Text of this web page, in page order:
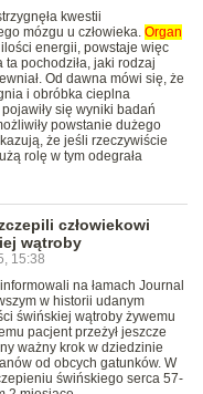
kwestii
mózgu u człowieka. Organ
energii, powstaje więc
pochodziła, jaki rodzaj
Od dawna mówi się, że
i obróbka cieplna
się wyniki badań
powstanie dużego
że jeśli rzeczywiście
rolę w tym odegrała
człowiekowi
wątroby
15:38
na łamach Journal
w historii udanym
świńskiej wątroby żywemu
pacjent przeżył jeszcze
ważny krok w dziedzinie
od obcych gatunków. W
świńskiego serca 57-